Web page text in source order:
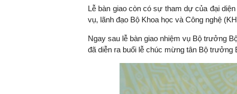
Lễ bàn giao còn có sự tham dự của đại
vụ, lãnh đạo Bộ Khoa học và Công nghệ
Ngay sau lễ bàn giao nhiệm vụ Bộ trưởng
đã diễn ra buổi lễ chúc mừng tân Bộ trưởng